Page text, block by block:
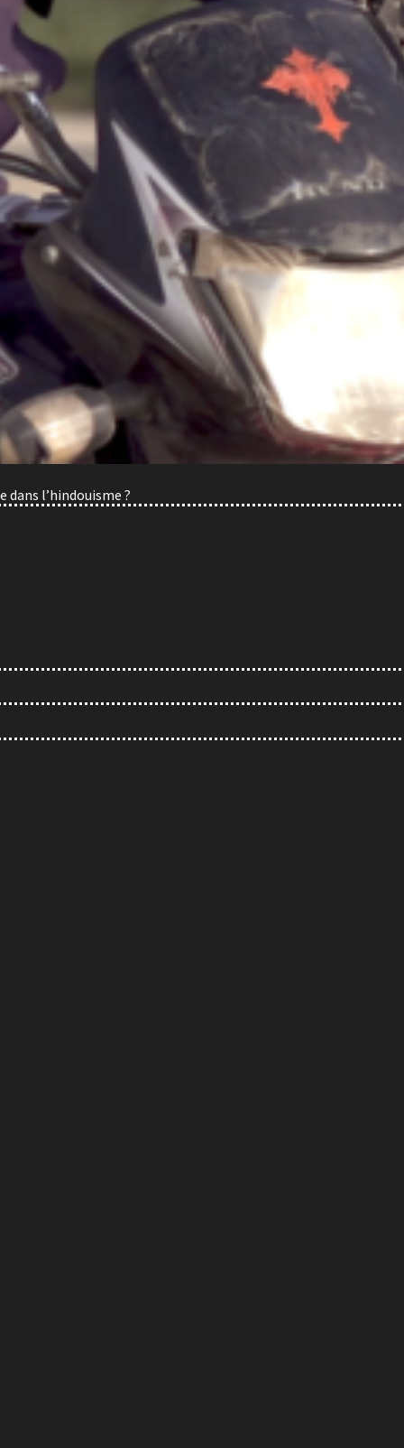
l’hindouisme ?